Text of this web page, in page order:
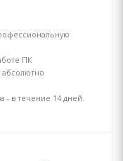
ПК
абсолютно
- в течение 14 дней.